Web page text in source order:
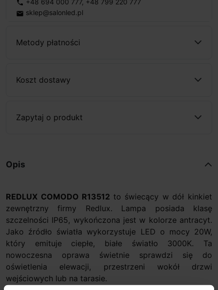
phone +48 694 000 777, +48 799 220 777
email sklep@salonled.pl
Metody płatności
Koszt dostawy
Zapytaj o produkt
Opis
REDLUX COMODO R13512 to świecący w dół kinkiet
zewnętrzny firmy Redlux. Lampa posiada klasę
szczelności IP65, wykończona jest w kolorze antracyt.
Jako źródło światła wykorzystuje LED o mocy 20W,
który emituje ciepłe, białe światło 3000K. Ta
nowoczesna oprawa świetnie sprawdzi się do
oświetlenia elewacji, przestrzeni wokół drzwi
wejściowych lub na tarasie.